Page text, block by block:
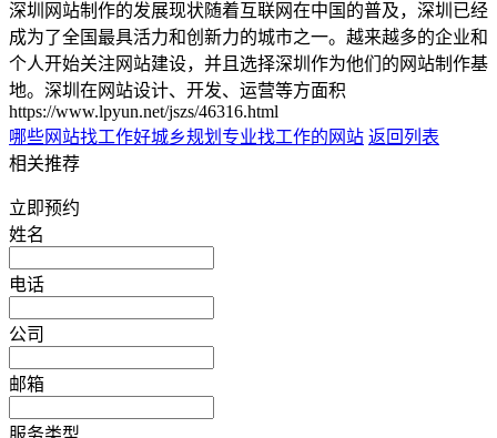
深圳网站制作的发展现状随着互联网在中国的普及，深圳已经
成为了全国最具活力和创新力的城市之一。越来越多的企业和
个人开始关注网站建设，并且选择深圳作为他们的网站制作基
地。深圳在网站设计、开发、运营等方面积
https://www.lpyun.net/jszs/46316.html
哪些网站找工作好城乡规划专业找工作的网站 返回列表
相关推荐
立即预约
姓名
电话
公司
邮箱